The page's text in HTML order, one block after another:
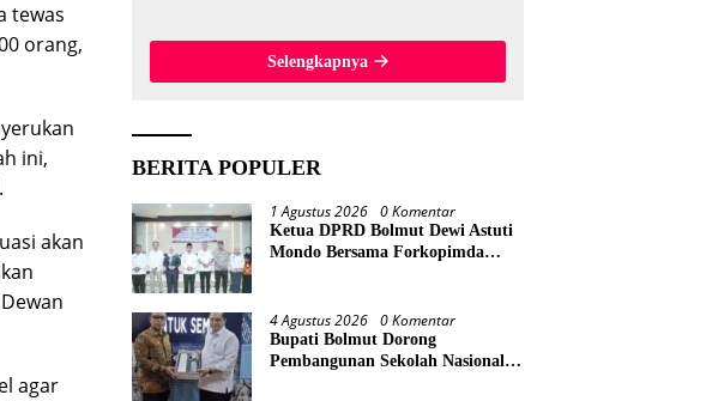
tewas
orang,
ini,
akan
agar
Meter dari Lokasi
Selengkapnya
BERITA POPULER
1 Agustus 2026 0 Komentar
Ketua DPRD Bolmut Dewi Astuti
Mondo Bersama Forkopimda
4 Agustus 2026 0 Komentar
Bupati Bolmut Dorong
Pembangunan Sekolah Nasional